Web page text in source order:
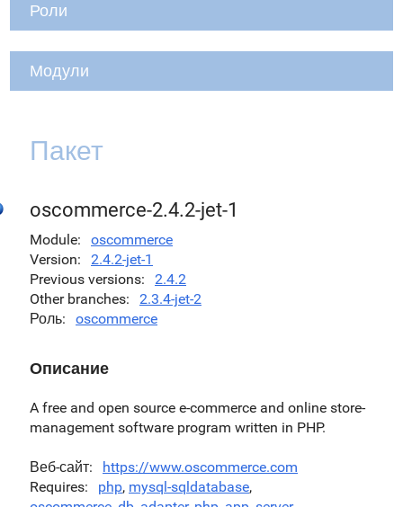
Роли
Модули
Пакет
oscommerce-2.4.2-jet-1
Module
oscommerce
Version
2.4.2-jet-1
Previous versions
2.4.2
Other branches
2.3.4-jet-2
Роль
oscommerce
Описание
A free and open source e-commerce and online store-
management software program written in PHP.
Веб-сайт
https://www.oscommerce.com
Requires
php, mysql-sqldatabase,